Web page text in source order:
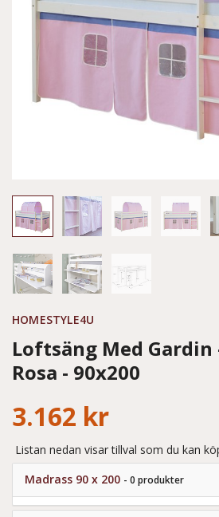
HOMESTYLE4U
Loftsäng Med Gardin
Rosa - 90x200
3.162 kr
Listan nedan visar tillval som du kan
Madrass 90 x 200 - 0 produkter